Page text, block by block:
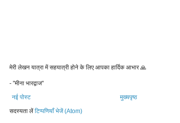
मेरी लेखन यात्रा में सहयात्री होने के लिए आपका हार्दिक आभार 🙏
- "मीना भारद्वाज"
नई पोस्ट
मुख्यपृष्ठ
सदस्यता लें टिप्पणियाँ भेजें (Atom)